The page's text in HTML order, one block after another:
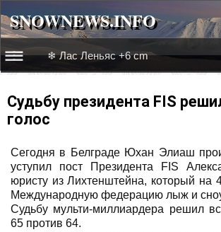
SNOWNEWS.INFO
☰☰
Веб-камеры
Лыжное видео
❄ Лас Леньяс +6 cm
Судьбу президента FIS
голос
Сегодня в Белграде Юхан Элиаш
уступил пост Президента FIS
юристу из Лихтенштейна, который на
Международную федерацию лыж и
Судьбу мульти-миллиардера решил
65 против 64.